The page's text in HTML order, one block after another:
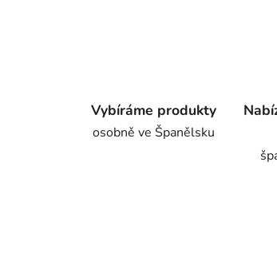
Vybíráme produkty
osobně ve Španělsku